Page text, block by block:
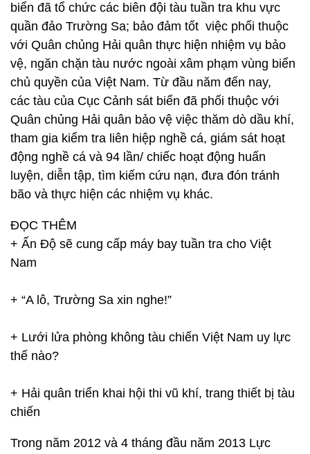
biển đã tổ chức các biên đội tàu tuần tra khu vực
quần đảo Trường Sa; bảo đảm tốt việc phối thuộc
với Quân chủng Hải quân thực hiện nhiệm vụ bảo
vệ, ngăn chặn tàu nước ngoài xâm phạm vùng biển
chủ quyền của Việt Nam. Từ đầu năm đến nay,
các tàu của Cục Cảnh sát biển đã phối thuộc với
Quân chủng Hải quân bảo vệ việc thăm dò dầu khí,
tham gia kiểm tra liên hiệp nghề cá, giám sát hoạt
động nghề cá và 94 lần/ chiếc hoạt động huấn
luyện, diễn tập, tìm kiếm cứu nạn, đưa đón tránh
bão và thực hiện các nhiệm vụ khác.
ĐỌC THÊM
+ Ấn Độ sẽ cung cấp máy bay tuần tra cho Việt
Nam
+ “A lô, Trường Sa xin nghe!”
+ Lưới lửa phòng không tàu chiến Việt Nam uy lực
thế nào?
+ Hải quân triển khai hội thi vũ khí, trang thiết bị tàu
chiến
Trong năm 2012 và 4 tháng đầu năm 2013 Lực